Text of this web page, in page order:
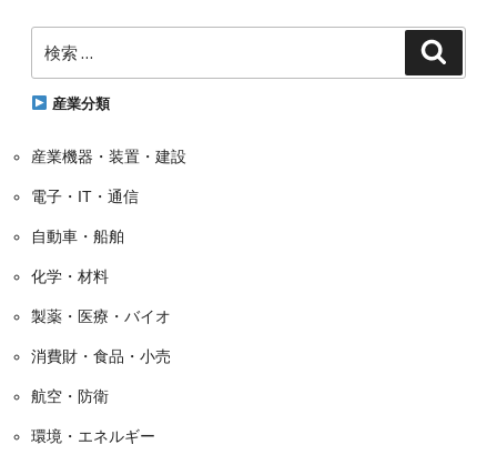
リ
索:
産業分類
産業機器・装置・建設
電子・IT・通信
自動車・船舶
化学・材料
製薬・医療・バイオ
消費財・食品・小売
航空・防衛
環境・エネルギー